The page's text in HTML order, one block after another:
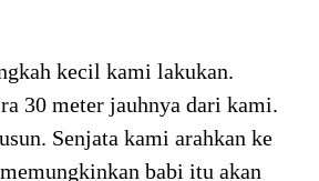
kecil kami lakukan.
30 meter jauhnya dari kami.
Senjata kami arahkan ke
babi itu akan